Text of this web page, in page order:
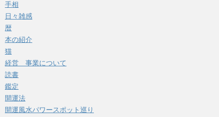
手相
日々雑感
暦
本の紹介
猫
経営 事業について
読書
鑑定
開運法
開運風水パワースポット巡り